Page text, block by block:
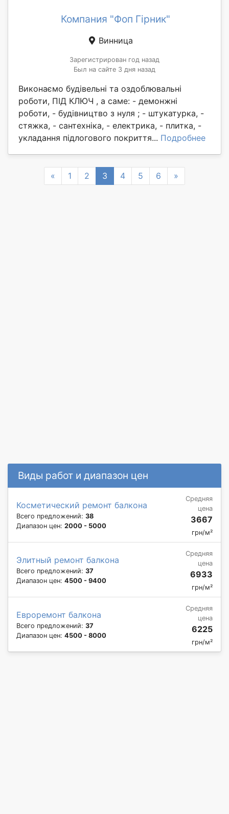
Виды работ и диапазон цен
Косметический ремонт балкона
Всего предложений: 38
Диапазон цен: 2000 - 5000
Средняя
цена
3667
грн/м²
Элитный ремонт балкона
Всего предложений: 37
Диапазон цен: 4500 - 9400
Средняя
цена
6933
грн/м²
Евроремонт балкона
Всего предложений: 37
Диапазон цен: 4500 - 8000
Средняя
цена
6225
грн/м²
Компания "Фоп Гірник"
Винница
Зарегистрирован год назад
Был на сайте 3 дня назад
Виконаємо будівельні та оздоблювальні
роботи, ПІД КЛЮЧ , а саме: - демонжні
роботи, - будівництво з нуля ; - штукатурка, -
стяжка, - сантехніка, - електрика, - плитка, -
укладання підлогового покриття... Подробнее
« Previous
1 2 3 4 5 6 »